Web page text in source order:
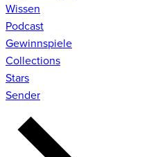
Wissen
Podcast
Gewinnspiele
Collections
Stars
Sender